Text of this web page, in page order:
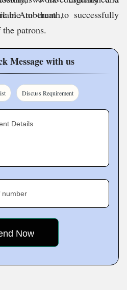
to them to successfully
patrons.
in Ambernath,
Message with us
Discuss Requirement
Details
number